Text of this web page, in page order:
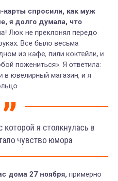
карты спросили, как муж
я долго думала, что
Люк не преклонял передо
Все было весьма
из кафе, пили коктейли, и
пожениться». Я ответила:
в ювелирный магазин, и я
которой я столкнулась в
чувство юмора
дома 27 ноября, примерно